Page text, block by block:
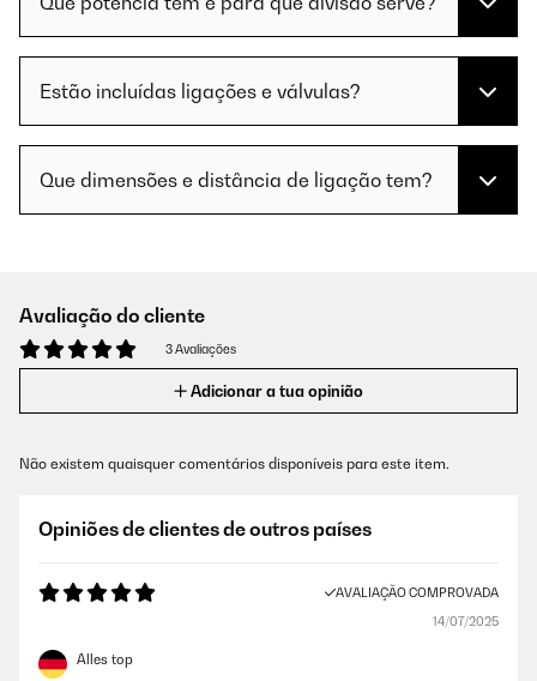
Estão incluídas ligações e válvulas?
Que dimensões e distância de ligação tem?
Avaliação do cliente
3 Avaliações
Adicionar a tua opinião
Não existem quaisquer comentários disponíveis para este item.
Opiniões de clientes de outros países
AVALIAÇÃO COMPROVADA
14/07/2025
Alles top